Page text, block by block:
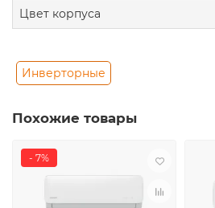
Цвет корпуса
Инверторные
Похожие товары
- 7%